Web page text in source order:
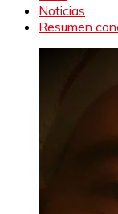
Noticias
Resumen